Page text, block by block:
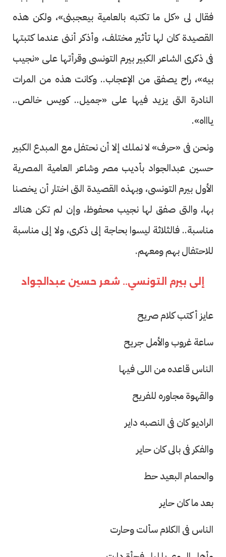
فقال لى «كل ما تكتبه بالعامية بيعجبنى»، ولكن هذه
القصيدة كان لها تأثير مختلف، وأذكر أننى عندما كتبتها
فى ذكرى الشاعر الكبير بيرم التونسى وقرأتها على «نجيب
بيه»، راح يصفق من الإعجاب.. وكانت هذه من المرات
النادرة التى يزيد فيها على «جميل.. كويس خالص..
ياااه».
ونحن فى «حرف» لا نملك إلا أن نحتفل مع المبدع الكبير
حسين عبدالجواد بأديب مصر وشاعر العامية المصرية
الأول بيرم التونسى، وبهذه القصيدة التى اختار أن يخصنا
بها، والتى صفق لها نجيب محفوظ، وإن لم تكن هناك
مناسبة.. فالثلاثة ليسوا بحاجة إلى ذكرى، ولا إلى مناسبة
للاحتفال بهم ومعهم.
إلى بيرم التونسي.. شعر حسين عبدالجواد
عايز أكتب كلام صريح
ساعة غروب والأمل جريح
الناس قاعده من اللى فيها
والقهوة مجاوره للفريح
الراديو كان فى النصبه داير
والفكر فى بالى كان حاير
والحمام البعيد حط
بعد ما كان حاير
الناس فى الكلام سألت وحارت